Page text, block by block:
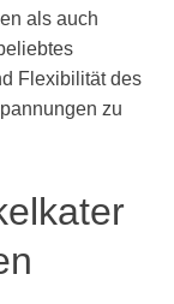
als auch
Flexibilität des
zu